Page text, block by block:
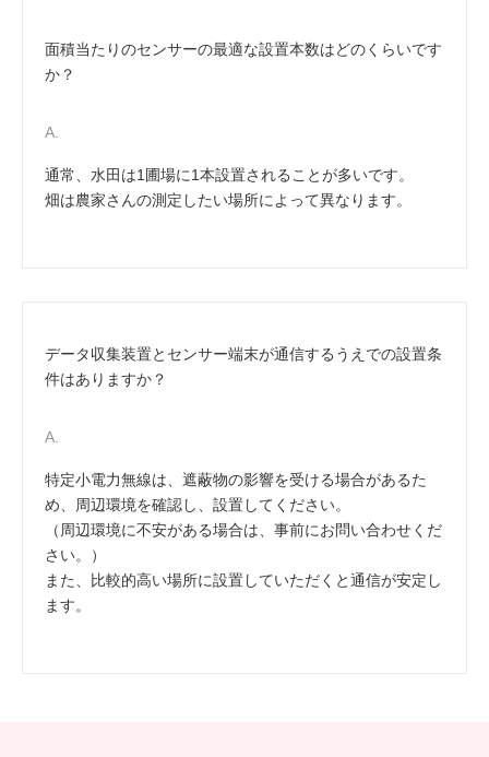
面積当たりのセンサーの最適な設置本数はどのくらいです
か？
通常、水田は1圃場に1本設置されることが多いです。
畑は農家さんの測定したい場所によって異なります。
データ収集装置とセンサー端末が通信するうえでの設置条
件はありますか？
特定小電力無線は、遮蔽物の影響を受ける場合があるた
め、周辺環境を確認し、設置してください。
（周辺環境に不安がある場合は、事前にお問い合わせくだ
さい。）
また、比較的高い場所に設置していただくと通信が安定し
ます。